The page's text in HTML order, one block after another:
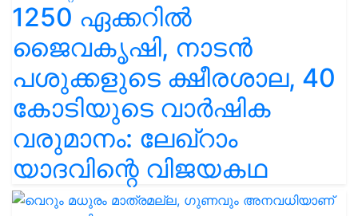
1250 ഏക്കറിൽ
ജൈവകൃഷി, നാടൻ
പശുക്കളുടെ ക്ഷീരശാല, 40
കോടിയുടെ വാർഷിക
വരുമാനം: ലേഖ്‌റാം
യാദവിന്റെ വിജയകഥ